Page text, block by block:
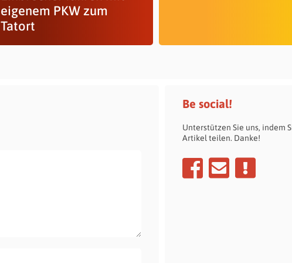
eigenem PKW zum
Tatort
Be social!
Unterstützen Sie uns, indem
Artikel teilen. Danke!